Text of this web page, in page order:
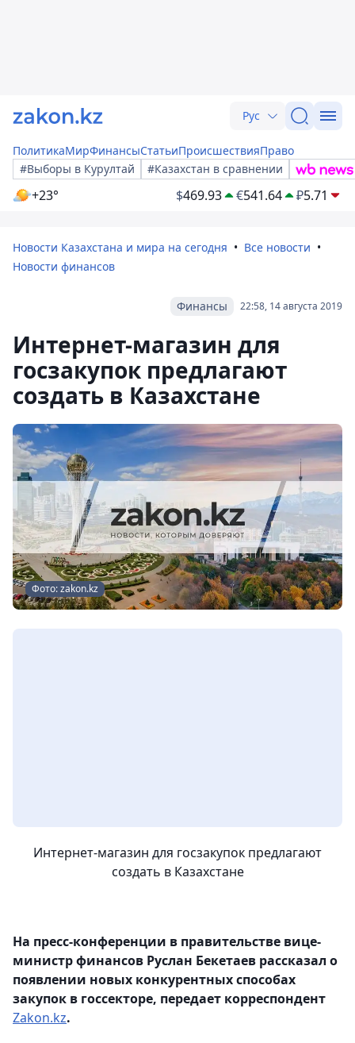
Рус
ПолитикаМирФинансыСтатьиПроисшествияПраво
#Выборы в Курултай
#Казахстан в сравнении
+23° $469.93 €541.64 ₽5.71
Новости Казахстана и мира на сегодня
Все новости
Новости финансов
22:58, 14 августа 2019
Финансы
Интернет-магазин для
госзакупок предлагают
создать в Казахстане
Фото: zakon.kz
Интернет-магазин для госзакупок предлагают
создать в Казахстане
На пресс-конференции в правительстве вице-
министр финансов Руслан Бекетаев рассказал о
появлении новых конкурентных способах
закупок в госсекторе, передает корреспондент
Zakon.kz.